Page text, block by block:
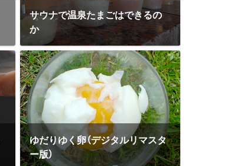
サウナで温泉たまごはできるの
か
ゆだりゆく卵（デジタルリマスタ
ー版）